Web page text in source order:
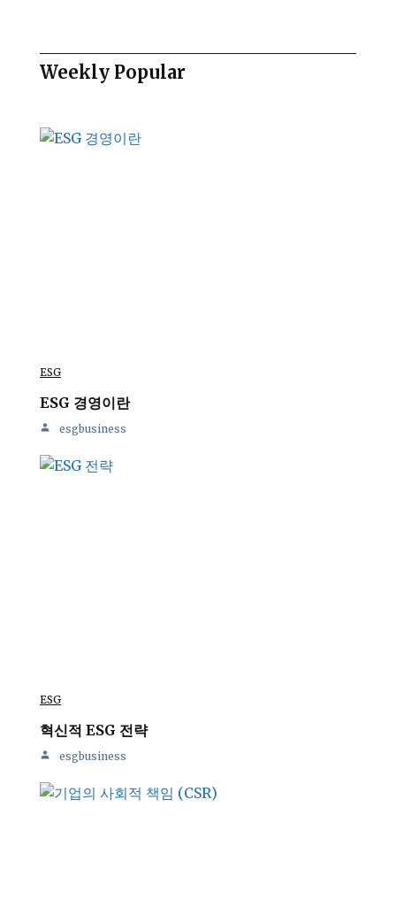
Weekly Popular
ESG
ESG 경영이란
esgbusiness
ESG
혁신적 ESG 전략
esgbusiness